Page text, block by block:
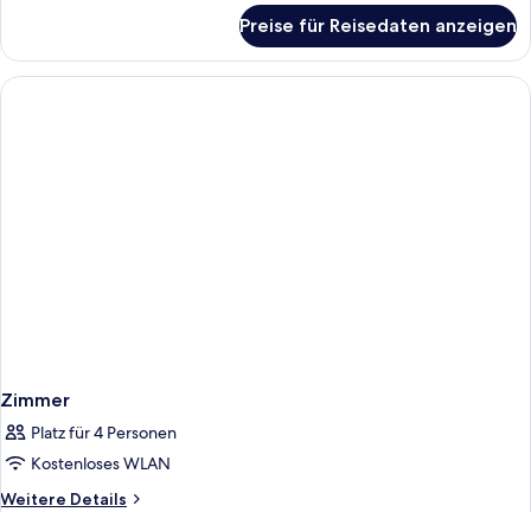
Preise für Reisedaten anzeigen
Zimmer
Platz für 4 Personen
Kostenloses WLAN
Weitere Details
Weitere